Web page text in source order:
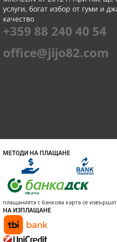
услуги, богат избор от гуми и
качество
+359 88 240 40 54
office@jijo82.com
МЕТОДИ НА ПЛАЩАНЕ
плащанията с банкова карта се
НА ИЗПЛАЩАНЕ